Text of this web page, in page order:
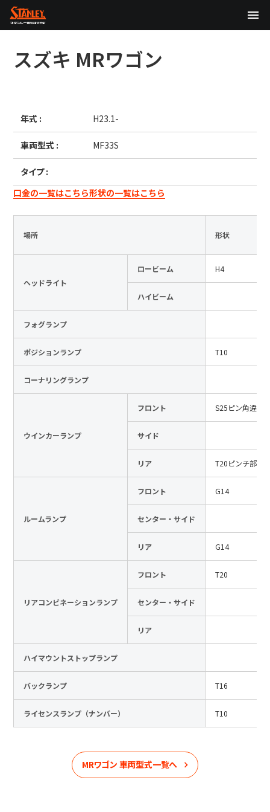
日本語 English 中文
製品検索
全て
VFHY1104P、LLF0111A、ULR4B、SL035
企業情報
テクノロジー
サステナビリティ
株主・投資家情報
ニュース
スズキ MRワゴン
年式 : H23.1-
車両型式 : MF33S
タイプ :
口金の一覧はこちら形状の一覧はこちら
場所 形状
ヘッドライト
ロービーム H4
ハイビーム
フォグランプ
ポジションランプ T10
コーナリングランプ
ウインカーランプ
フロント S25ピン角違い
サイド
リア T20ピンチ部違
ルームランプ
フロント G14
センター・サイド
リア G14
リアコンビネーションランプ
フロント T20
センター・サイド
リア
ハイマウントストップランプ
バックランプ T16
ライセンスランプ（ナンバー） T10
MRワゴン 車両型式一覧へ